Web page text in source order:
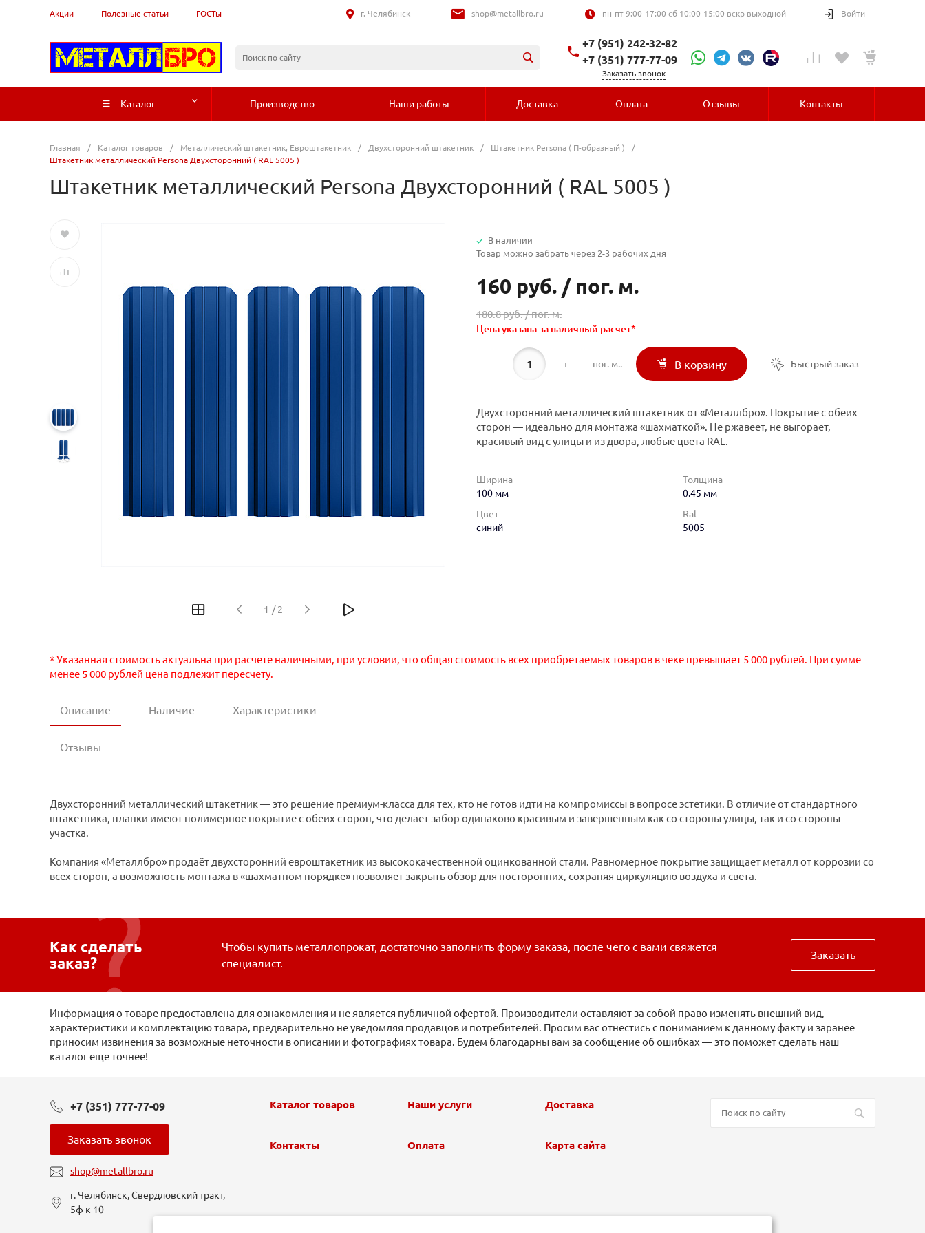
Акции Полезные статьи ГОСТы г. Челябинск shop@metallbro.ru пн-пт 9:00-17:00 сб 10:00-15:00 вскр выходной Войти
+7 (951) 242-32-82
+7 (351) 777-77-09
Заказать звонок
Каталог Производство Наши работы Доставка Оплата Отзывы Контакты
Главная / Каталог товаров / Металлический штакетник, Евроштакетник / Двухсторонний штакетник / Штакетник Persona ( П-образный )
/
Штакетник металлический Persona Двухсторонний ( RAL 5005 )
Штакетник металлический Persona Двухсторонний ( RAL 5005 )
1 / 2
В наличии
Товар можно забрать через 2-3 рабочих дня
160 руб. / пог. м.
180.8 руб. /пог. м.
Цена указана за наличный расчет*
- + пог. м.. В корзину Быстрый заказ
Двухсторонний металлический штакетник от «Металлбро». Покрытие с обеих
сторон — идеально для монтажа «шахматкой». Не ржавеет, не выгорает,
красивый вид с улицы и из двора, любые цвета RAL.
Ширина
100 мм
Толщина
0.45 мм
Цвет
синий
Ral
5005
* Указанная стоимость актуальна при расчете наличными, при условии, что общая стоимость всех приобретаемых товаров в чеке превышает 5 000 рублей. При сумме
менее 5 000 рублей цена подлежит пересчету.
Описание Наличие Характеристики
Отзывы
Двухсторонний металлический штакетник — это решение премиум-класса для тех, кто не готов идти на компромиссы в вопросе эстетики. В отличие от стандартного
штакетника, планки имеют полимерное покрытие с обеих сторон, что делает забор одинаково красивым и завершенным как со стороны улицы, так и со стороны
участка.
Компания «Металлбро» продаёт двухсторонний евроштакетник из высококачественной оцинкованной стали. Равномерное покрытие защищает металл от коррозии со
всех сторон, а возможность монтажа в «шахматном порядке» позволяет закрыть обзор для посторонних, сохраняя циркуляцию воздуха и света.
Как сделать
заказ?
Чтобы купить металлопрокат, достаточно заполнить форму заказа, после чего с вами свяжется
специалист.
Заказать
Информация о товаре предоставлена для ознакомления и не является публичной офертой. Производители оставляют за собой право изменять внешний вид,
характеристики и комплектацию товара, предварительно не уведомляя продавцов и потребителей. Просим вас отнестись с пониманием к данному факту и заранее
приносим извинения за возможные неточности в описании и фотографиях товара. Будем благодарны вам за сообщение об ошибках — это поможет сделать наш
каталог еще точнее!
+7 (351) 777-77-09
Заказать звонок
shop@metallbro.ru
г. Челябинск, Свердловский тракт,
5ф к 10
Каталог товаров Наши услуги Доставка
Контакты Оплата Карта сайта